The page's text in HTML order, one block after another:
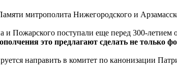
митрополита Нижегородского и
Пожарского поступали еще перед 300-
это предлагают сделать не только
направить в комитет по канонизации